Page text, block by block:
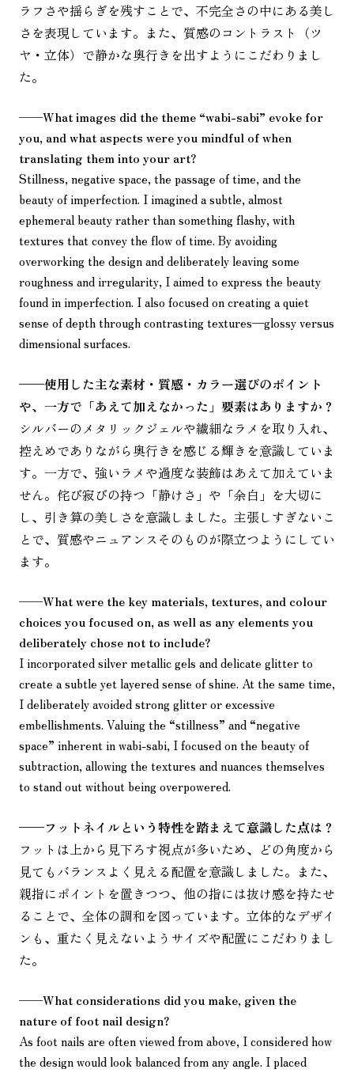
ラフさや揺らぎを残すことで、不完全さの中にある美し
さを表現しています。また、質感のコントラスト（ツ
ヤ・立体）で静かな奥行きを出すようにこだわりまし
た。
——What images did the theme “wabi-sabi” evoke for
you, and what aspects were you mindful of when
translating them into your art?
Stillness, negative space, the passage of time, and the
beauty of imperfection. I imagined a subtle, almost
ephemeral beauty rather than something flashy, with
textures that convey the flow of time. By avoiding
overworking the design and deliberately leaving some
roughness and irregularity, I aimed to express the beauty
found in imperfection. I also focused on creating a quiet
sense of depth through contrasting textures—glossy versus
dimensional surfaces.
——使用した主な素材・質感・カラー選びのポイント
や、一方で「あえて加えなかった」要素はありますか？
シルバーのメタリックジェルや繊細なラメを取り入れ、
控えめでありながら奥行きを感じる輝きを意識していま
す。一方で、強いラメや過度な装飾はあえて加えていま
せん。侘び寂びの持つ「静けさ」や「余白」を大切に
し、引き算の美しさを意識しました。主張しすぎないこ
とで、質感やニュアンスそのものが際立つようにしてい
ます。
——What were the key materials, textures, and colour
choices you focused on, as well as any elements you
deliberately chose not to include?
I incorporated silver metallic gels and delicate glitter to
create a subtle yet layered sense of shine. At the same time,
I deliberately avoided strong glitter or excessive
embellishments. Valuing the “stillness” and “negative
space” inherent in wabi-sabi, I focused on the beauty of
subtraction, allowing the textures and nuances themselves
to stand out without being overpowered.
——フットネイルという特性を踏まえて意識した点は？
フットは上から見下ろす視点が多いため、どの角度から
見てもバランスよく見える配置を意識しました。また、
親指にポイントを置きつつ、他の指には抜け感を持たせ
ることで、全体の調和を図っています。立体的なデザイ
ンも、重たく見えないようサイズや配置にこだわりまし
た。
——What considerations did you make, given the
nature of foot nail design?
As foot nails are often viewed from above, I considered how
the design would look balanced from any angle. I placed